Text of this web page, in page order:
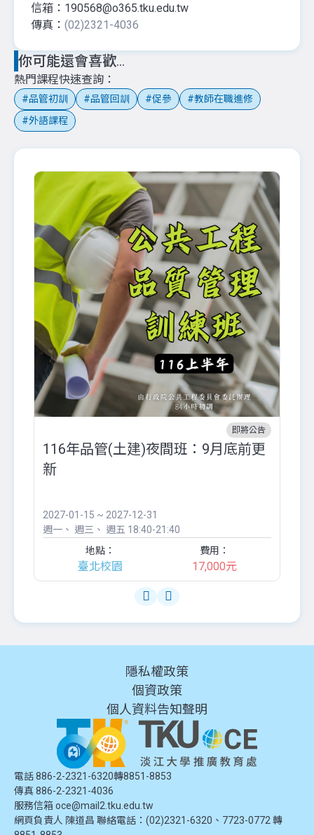
信箱：190568@o365.tku.edu.tw
傳真： (02)2321-4036
你可能還會喜歡...
熱門課程快速查詢
品管初訓 品管回訓 促參
教師在職進修
外語課程
即將公告
116年品管(土建)夜間班：9月底前更
新
2027-01-15 ~ 2027-12-31
週一
週三 週五 18:40-21:40
地點：
臺北校園
費用：
17,000元
隱私權政策
個資政策
個人資料告知聲明
電話 886-2-2321-6320轉8851-8853
傳真 886-2-2321-4036
服務信箱 oce@mail2.tku.edu.tw
網頁負責人 陳道昌 聯絡電話：(02)2321-6320、7723-0772 轉